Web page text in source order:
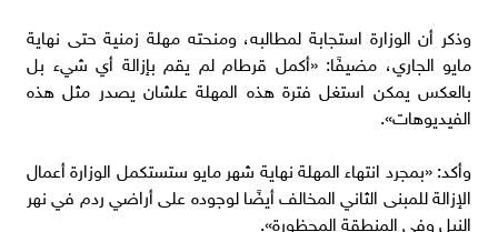
وذكر أن الوزارة استجابة لمطالبه، ومنحته مهلة زمنية حتى نهاية
مايو الجاري، مضيفًا: «أكمل قرطام لم يقم بإزالة أي شيء بل
بالعكس يمكن استغل فترة هذه المهلة علشان يصدر مثل هذه
الفيديوهات».
وأكد: «بمجرد انتهاء المهلة نهاية شهر مايو ستستكمل الوزارة أعمال
الإزالة للمبنى الثاني المخالف أيضًا لوجوده على أراضي ردم في نهر
النيل وفي المنطقة المحظورة».